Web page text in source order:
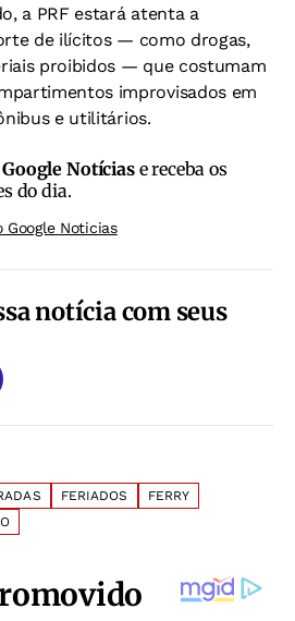
a PRF estará atenta a
de ilícitos — como drogas,
proibidos — que costumam
improvisados em
e utilitários.
Google Notíciase receba os
do dia.
Google Noticias
notícia com seus
FERIADOS
FERRY